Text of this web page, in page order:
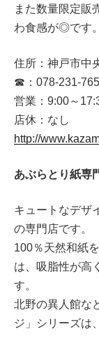
また数量限定販
わ食感が◎です。
住所：神戸市中
☎：078-231-
営業：9:00～
店休：なし
http://
あぶらとり紙専
キュートなデザ
の専門店です。
100％天然和紙
は、吸脂性が高
す。
北野の異人館な
ジ」シリーズは